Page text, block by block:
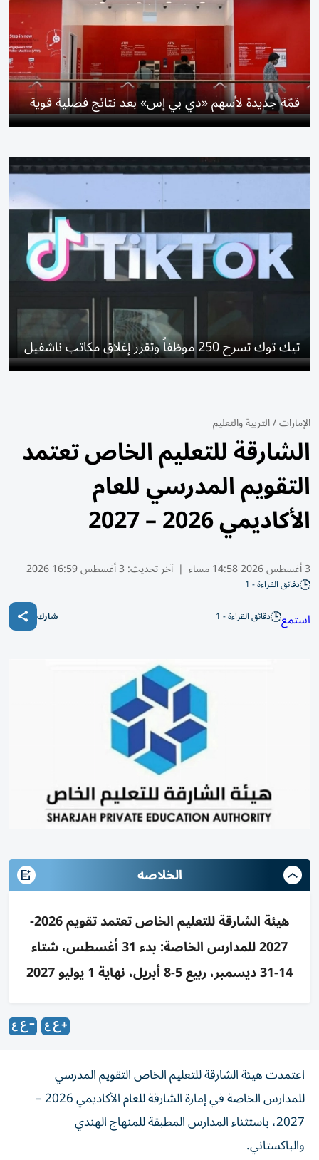
قمّة جديدة لأسهم «دي بي إس» بعد نتائج فصلية قوية
تيك توك تسرح 250 موظفاً وتقرر إغلاق مكاتب ناشفيل
الإمارات/التربية والتعليم
الشارقة للتعليم الخاص تعتمد
التقويم المدرسي للعام
الأكاديمي 2026 – 2027
3 أغسطس 2026 14:58 مساء | آخر تحديث: 3 أغسطس 16:59 2026
دقائق القراءة - 1
استمع دقائق القراءة - 1 شارك
الخلاصه
هيئة الشارقة للتعليم الخاص تعتمد تقويم 2026-
2027 للمدارس الخاصة: بدء 31 أغسطس، شتاء
14-31 ديسمبر، ربيع 5-8 أبريل، نهاية 1 يوليو 2027
اعتمدت هيئة الشارقة للتعليم الخاص التقويم المدرسي
للمدارس الخاصة في إمارة الشارقة للعام الأكاديمي 2026 –
2027، باستثناء المدارس المطبقة للمنهاج الهندي
والباكستاني.